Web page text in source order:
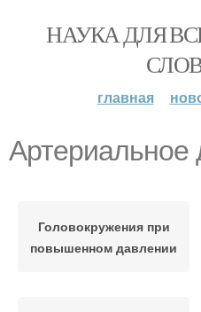
НАУКА ДЛЯ
главная
Артериальное
Головокружения при
повышенном давлении